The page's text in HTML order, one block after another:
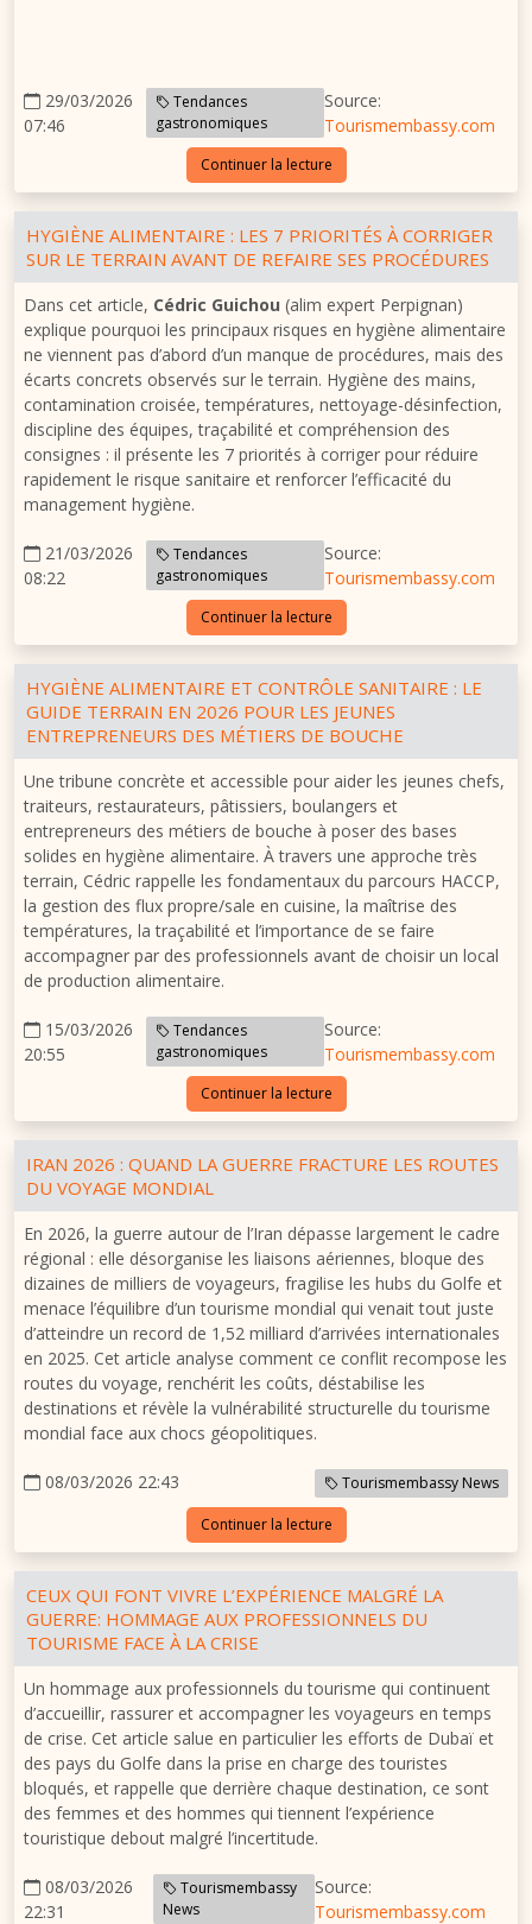
29/03/2026
07:46
Tendances
gastronomiques
Source:
Tourismembassy.com
Continuer la lecture
HYGIÈNE ALIMENTAIRE : LES 7 PRIORITÉS À CORRIGER
SUR LE TERRAIN AVANT DE REFAIRE SES PROCÉDURES
Dans cet article, Cédric Guichou (alim expert Perpignan)
explique pourquoi les principaux risques en hygiène alimentaire
ne viennent pas d’abord d’un manque de procédures, mais des
écarts concrets observés sur le terrain. Hygiène des mains,
contamination croisée, températures, nettoyage-désinfection,
discipline des équipes, traçabilité et compréhension des
consignes : il présente les 7 priorités à corriger pour réduire
rapidement le risque sanitaire et renforcer l’efficacité du
management hygiène.
21/03/2026
08:22
Tendances
gastronomiques
Source:
Tourismembassy.com
Continuer la lecture
HYGIÈNE ALIMENTAIRE ET CONTRÔLE SANITAIRE : LE
GUIDE TERRAIN EN 2026 POUR LES JEUNES
ENTREPRENEURS DES MÉTIERS DE BOUCHE
Une tribune concrète et accessible pour aider les jeunes chefs,
traiteurs, restaurateurs, pâtissiers, boulangers et
entrepreneurs des métiers de bouche à poser des bases
solides en hygiène alimentaire. À travers une approche très
terrain, Cédric rappelle les fondamentaux du parcours HACCP,
la gestion des flux propre/sale en cuisine, la maîtrise des
températures, la traçabilité et l’importance de se faire
accompagner par des professionnels avant de choisir un local
de production alimentaire.
15/03/2026
20:55
Tendances
gastronomiques
Source:
Tourismembassy.com
Continuer la lecture
IRAN 2026 : QUAND LA GUERRE FRACTURE LES ROUTES
DU VOYAGE MONDIAL
En 2026, la guerre autour de l’Iran dépasse largement le cadre
régional : elle désorganise les liaisons aériennes, bloque des
dizaines de milliers de voyageurs, fragilise les hubs du Golfe et
menace l’équilibre d’un tourisme mondial qui venait tout juste
d’atteindre un record de 1,52 milliard d’arrivées internationales
en 2025. Cet article analyse comment ce conflit recompose les
routes du voyage, renchérit les coûts, déstabilise les
destinations et révèle la vulnérabilité structurelle du tourisme
mondial face aux chocs géopolitiques.
08/03/2026 22:43 Tourismembassy News
Continuer la lecture
CEUX QUI FONT VIVRE L’EXPÉRIENCE MALGRÉ LA
GUERRE: HOMMAGE AUX PROFESSIONNELS DU
TOURISME FACE À LA CRISE
Un hommage aux professionnels du tourisme qui continuent
d’accueillir, rassurer et accompagner les voyageurs en temps
de crise. Cet article salue en particulier les efforts de Dubaï et
des pays du Golfe dans la prise en charge des touristes
bloqués, et rappelle que derrière chaque destination, ce sont
des femmes et des hommes qui tiennent l’expérience
touristique debout malgré l’incertitude.
08/03/2026
22:31
Tourismembassy
News
Source:
Tourismembassy.com